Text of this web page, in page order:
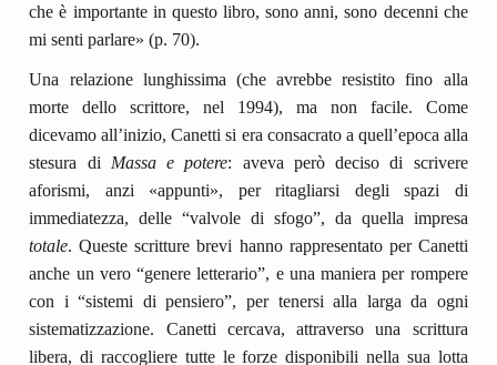
che è importante in questo libro, sono anni, sono decenni che
mi senti parlare» (p. 70).
Una relazione lunghissima (che avrebbe resistito fino alla
morte dello scrittore, nel 1994), ma non facile. Come
dicevamo all’inizio, Canetti si era consacrato a quell’epoca alla
stesura di Massa e potere: aveva però deciso di scrivere
aforismi, anzi «appunti», per ritagliarsi degli spazi di
immediatezza, delle “valvole di sfogo”, da quella impresa
totale. Queste scritture brevi hanno rappresentato per Canetti
anche un vero “genere letterario”, e una maniera per rompere
con i “sistemi di pensiero”, per tenersi alla larga da ogni
sistematizzazione. Canetti cercava, attraverso una scrittura
libera, di raccogliere tutte le forze disponibili nella sua lotta